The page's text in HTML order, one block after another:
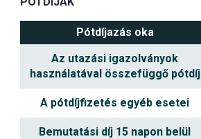
Pótdíjazás oka
Az utazási igazolványok
használatával összefüggő pótdíj
A pótdíjfizetés egyéb esetei
Bemutatási díj 15 napon belül